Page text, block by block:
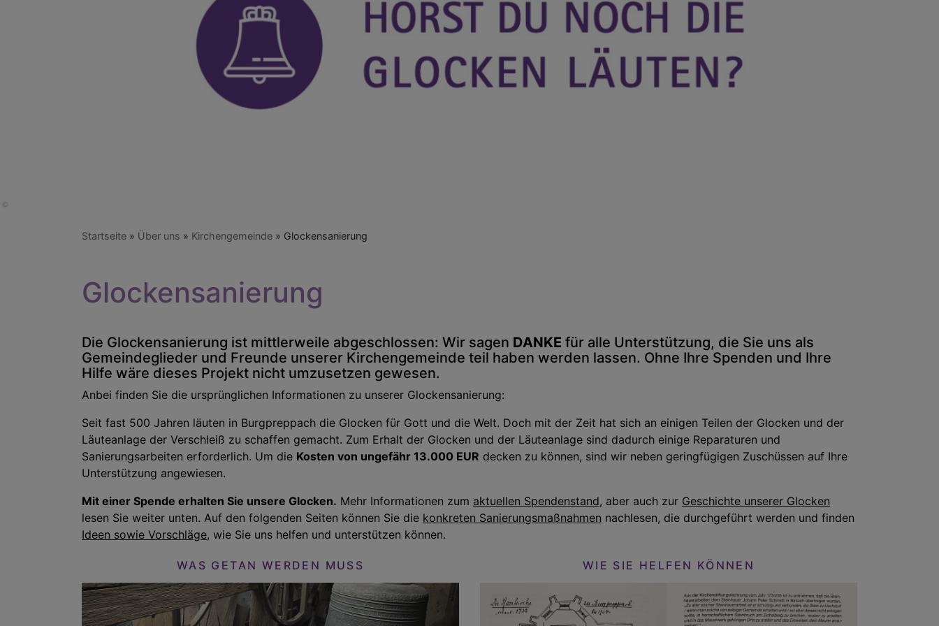
Startseite Über uns Kirchengemeinde Glockensanierung
Glockensanierung
Die Glockensanierung ist mittlerweile abgeschlossen: Wir sagen DANKE für alle Unterstützung, die Sie uns als
Gemeindeglieder und Freunde unserer Kirchengemeinde teil haben werden lassen. Ohne Ihre Spenden und Ihre
Hilfe wäre dieses Projekt nicht umzusetzen gewesen.
Anbei finden Sie die ursprünglichen Informationen zu unserer Glockensanierung:
Seit fast 500 Jahren läuten in Burgpreppach die Glocken für Gott und die Welt. Doch mit der Zeit hat sich an einigen Teilen der Glocken und der
Läuteanlage der Verschleiß zu schaffen gemacht. Zum Erhalt der Glocken und der Läuteanlage sind dadurch einige Reparaturen und
Sanierungsarbeiten erforderlich. Um die Kosten von ungefähr 13.000 EUR decken zu können, sind wir neben geringfügigen Zuschüssen auf Ihre
Unterstützung angewiesen.
Mit einer Spende erhalten Sie unsere Glocken. Mehr Informationen zum aktuellen Spendenstand, aber auch zur Geschichte unserer Glocken
lesen Sie weiter unten. Auf den folgenden Seiten können Sie die konkreten Sanierungsmaßnahmen nachlesen, die durchgeführt werden und finden
Ideen sowie Vorschläge, wie Sie uns helfen und unterstützen können.
WAS GETAN WERDEN MUSS WIE SIE HELFEN KÖNNEN